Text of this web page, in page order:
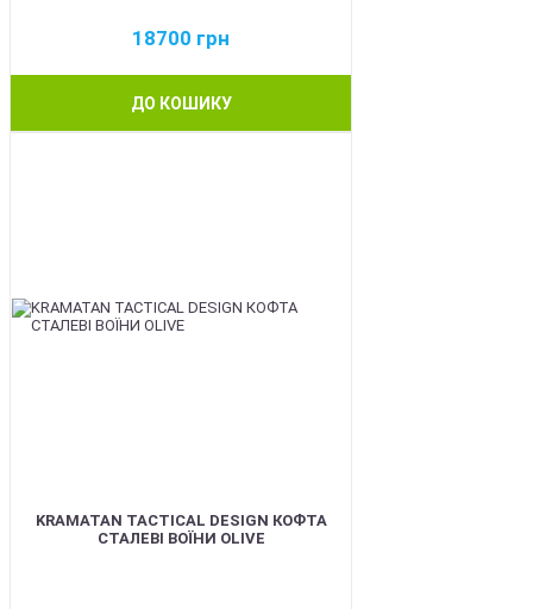
18700 грн
ДО КОШИКУ
KRAMATAN TACTICAL DESIGN КОФТА
СТАЛЕВІ ВОЇНИ OLIVE